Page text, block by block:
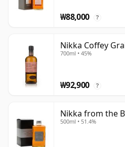
₩88,000 ?
Nikka Coffey
700ml • 45%
₩92,900 ?
Nikka from the
500ml • 51.4%